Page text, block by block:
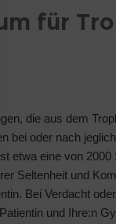
für
die aus dem
bei oder nach
etwa eine von
Seltenheit und
Bei Verdacht
und Ihre:n